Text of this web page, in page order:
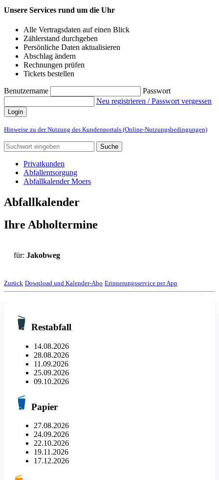
Unsere Services rund um die Uhr
Alle Vertragsdaten auf einen Blick
Zählerstand durchgeben
Persönliche Daten aktualisieren
Abschlag ändern
Rechnungen prüfen
Tickets bestellen
Benutzername
Passwort
Neu registrieren / Passwort vergessen
Login
Hinweise zu der Nutzung des Kundenportals (Online-Nutzungsbedingungen)
Suche
Privatkunden
Abfallentsorgung
Abfallkalender Moers
Abfallkalender
Ihre Abholtermine
für: Jakobweg
Zurück Download und Kalender-Abo Erinnerungsservice per App
Restabfall
14.08.2026
28.08.2026
11.09.2026
25.09.2026
09.10.2026
Papier
27.08.2026
24.09.2026
22.10.2026
19.11.2026
17.12.2026